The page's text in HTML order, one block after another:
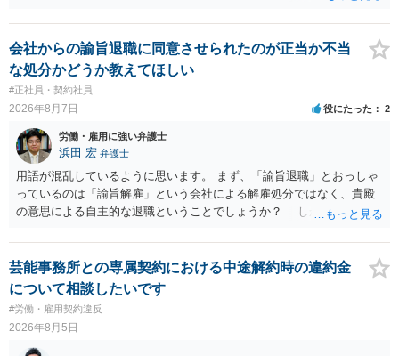
しいかもしれませんが）賃金などの労働債権は他の債務より優先して
支払われます。ただし支払までにかなり時間がかかるでしょう。 さら
に、「独立行政法人労働者健康安全機構 」という公的機関が未払賃金
の立替事業を行っています。詳しくは、同機構の＜未払賃金立替払相
談コーナー＞ TEL 044-431-8663 相談時間：土日祝日を除く9:15～1
7:00 に相談してみてください。同じように未払となった他の従業員の
方がいれば一緒に相談してみるといいでしょう。
会社からの諭旨退職に同意させられたのが正当か不当
な処分かどうか教えてほしい
#正社員・契約社員
2026年8月7日 役にたった 2
労働・雇用に強い弁護士
浜田 宏 弁護士
用語が混乱しているように思います。 まず、「諭旨退職」とおっしゃ
っているのは「諭旨解雇」という会社による解雇処分ではなく、貴殿
の意思による自主的な退職ということでしょうか？ しかし、記載さ
す。 その場合、解雇には客観的で合理的な理由が必要であり、かつ
解雇という処分が社会通念上相当と認められない限り、解雇は無効で
す。 結局、貴殿のネット炎上の内容や原因、勤務先に与えた影響な
どを具体的に検討しなければ、何とも申し上げることができません。
また、育児休業法関係の問題もあるかもしれません。 ある程度労働
法に関する専門的な知識が必要な事案ですので、一度、お近くの弁護
士にご相談下さい。
芸能事務所との専属契約における中途解約時の違約金
について相談したいです
#労働・雇用契約違反
2026年8月5日